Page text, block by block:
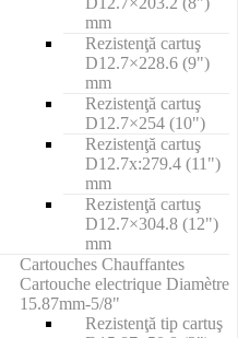
mm
Rezistenţă cartuş
D12.7×228.6 (9")
mm
Rezistenţă cartuş
D12.7×254 (10")
Rezistenţă cartuş
D12.7x:279.4 (11")
mm
Rezistenţă cartuş
D12.7×304.8 (12")
mm
Cartouches Chauffantes
Cartouche electrique Diamètre
15.87mm-5/8"
Rezistenţă tip cartuş